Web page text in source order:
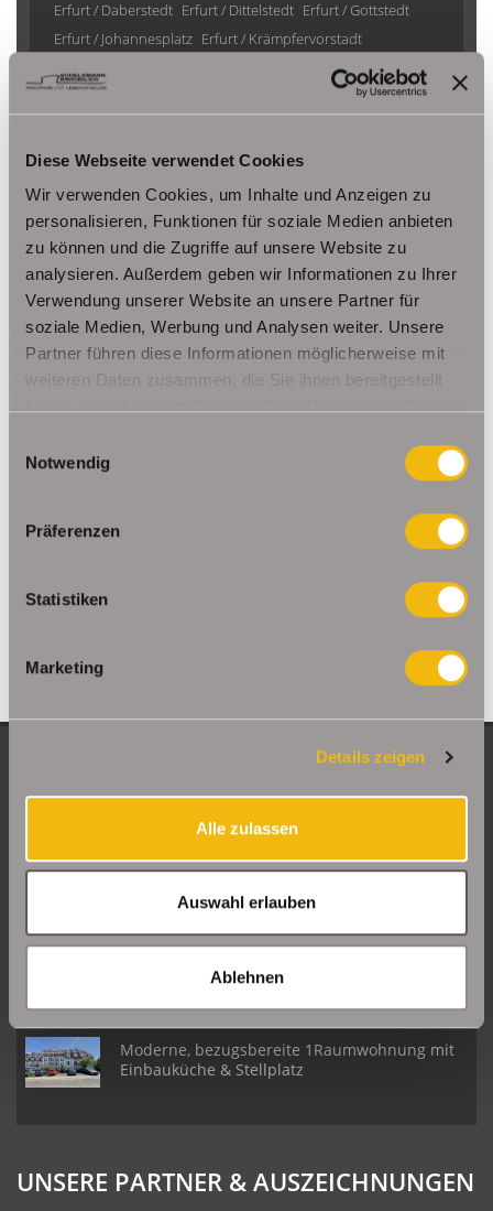
Diese Webseite verwendet Cookies
Wir verwenden Cookies, um Inhalte und Anzeigen zu
personalisieren, Funktionen für soziale Medien anbieten
zu können und die Zugriffe auf unsere Website zu
analysieren. Außerdem geben wir Informationen zu Ihrer
Verwendung unserer Website an unsere Partner für
soziale Medien, Werbung und Analysen weiter. Unsere
Partner führen diese Informationen möglicherweise mit
weiteren Daten zusammen, die Sie ihnen bereitgestellt
Notwendig
Präferenzen
Statistiken
Marketing
Details zeigen
Alle zulassen
Auswahl erlauben
Ablehnen
Erfurt / Daberstedt Erfurt / Dittelstedt Erfurt / Gottstedt
Erfurt / Johannesplatz Erfurt / Krämpfervorstadt
Erfurt / Molsdorf
Erfurt /Andreasvorstadt Erfurt/ Frienstedt
Erfurt/ Salomonsborn
Erfurt/ Vieselbach
Gotha
Grammetal
Großheringen Gräfenhain/ Ohrdruf
Herbsleben
Ichtershausen Kleinmölsen
Kutzleben / Lützensömmern
Nesse- Apfelstädt / Kornhochheim Nohra Oberhof
Ohrdruf Riethnordhausen Ruhla
Saalfeld/Saale / Remschütz
Steinbach-Hallenberg/ Viernau
Tonna / Gräfentonna Udestedt
kaufen Am Ettersberg
Immobilien Am
Einfamilienhäuser Am
Ettersberg
Große Etagenwohnung mit 2 Balkonen in Erfurt
Schöne Erdgeschosswohnung mit Balkon in
Moderne, bezugsbereite 1Raumwohnung mit
Einbauküche & Stellplatz
UNSERE PARTNER & AUSZEICHNUNGEN